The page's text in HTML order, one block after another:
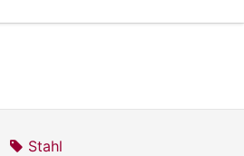
Stahl